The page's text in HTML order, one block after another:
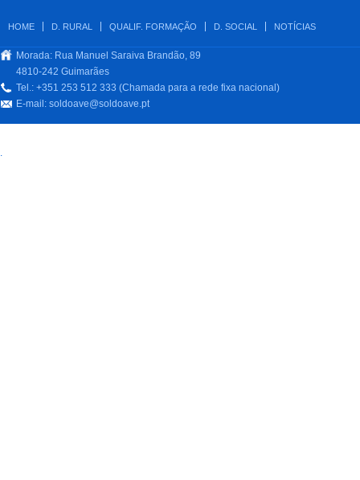
HOME D. RURAL QUALIF. FORMAÇÃO D. SOCIAL NOTÍCIAS
Morada: Rua Manuel Saraiva Brandão, 89
4810-242 Guimarães
Tel.: +351 253 512 333 (Chamada para a rede fixa nacional)
E-mail: soldoave@soldoave.pt
.